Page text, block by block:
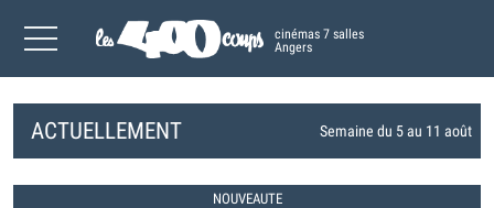
cinémas 7 salles
Angers
ACTUELLEMENT Semaine du 5 au 11 août
NOUVEAUTE